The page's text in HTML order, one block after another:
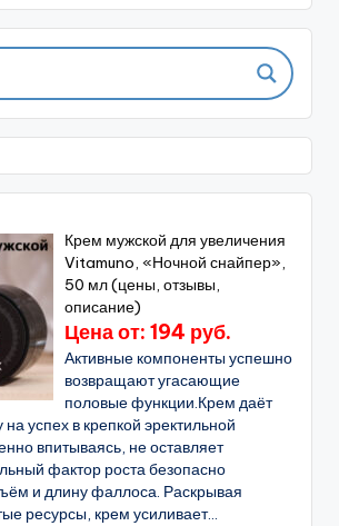
Крем мужской для увеличения
Vitamuno, «Ночной снайпер»,
50 мл (цены, отзывы,
описание)
Цена от: 194 руб.
Активные компоненты успешно
возвращают угасающие
половые функции.Крем даёт
успех в крепкой эректильной
впитываясь, не оставляет
фактор роста безопасно
и длину фаллоса. Раскрывая
ресурсы, крем усиливает...